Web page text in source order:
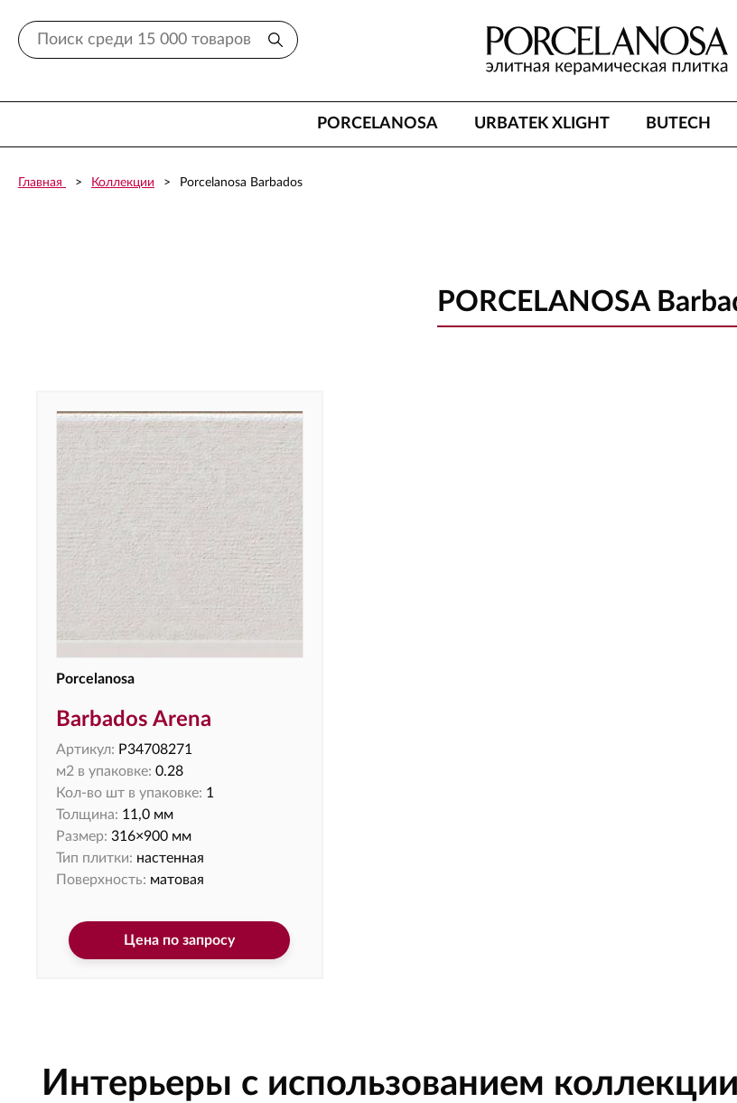
PORCELANOSA URBATEK XLIGHT BUTECH
Главная Коллекции Porcelanosa Barbados
PORCELANOSA
Porcelanosa
Barbados Arena
Артикул: P34708271
м2 в упаковке: 0.28
Кол-во шт в упаковке: 1
Толщина: 11,0 мм
Размер: 316×900 мм
Тип плитки: настенная
Поверхность: матовая
Цена по запросу
Интерьеры с использованием